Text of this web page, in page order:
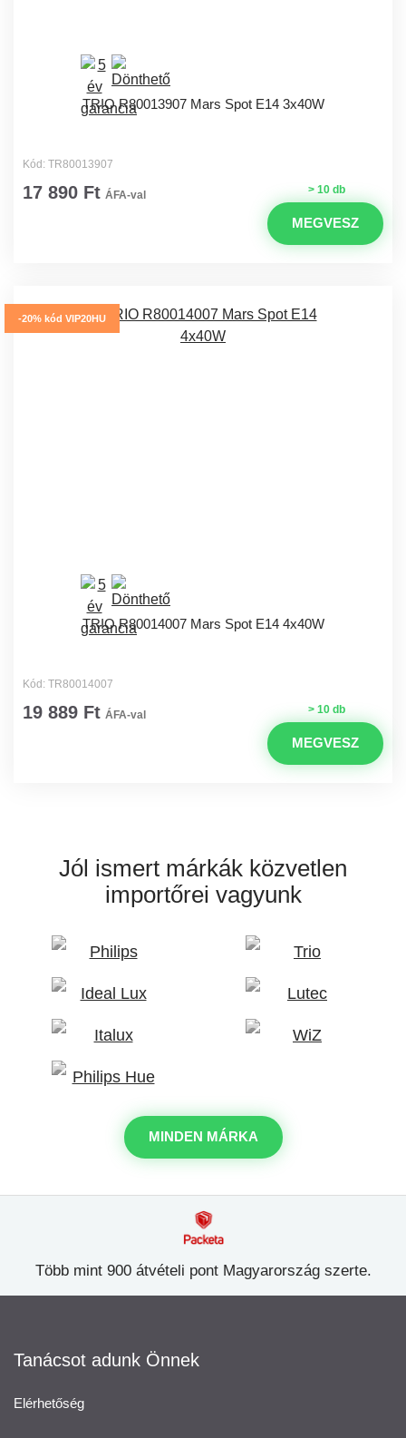
TRIO R80013907 Mars Spot E14 3x40W
Kód: TR80013907
> 10 db
17 890 Ft ÁFA-val
MEGVESZ
-20% kód VIP20HU
TRIO R80014007 Mars Spot E14 4x40W
Kód: TR80014007
> 10 db
19 889 Ft ÁFA-val
MEGVESZ
Jól ismert márkák közvetlen
importőrei vagyunk
MINDEN MÁRKA
Több mint 900 átvételi pont Magyarország szerte.
Tanácsot adunk Önnek
Elérhetőség